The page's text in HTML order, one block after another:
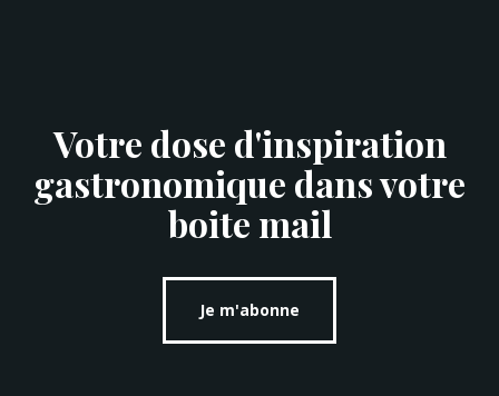
Votre dose d'inspiration
gastronomique dans votre
boite mail
Je m'abonne